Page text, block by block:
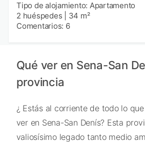
Tipo de alojamiento: Apartamento
2 huéspedes
34 m²
Comentarios: 6
Qué ver en Sena-San
provincia
¿ Estás al corriente de todo lo
ver en Sena-San Denís? Esta
valiosísimo legado tanto medio